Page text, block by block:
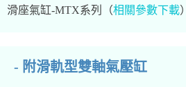
滑座氣缸-MTX系列（相關參數下載）
- 附滑軌型雙軸氣壓缸